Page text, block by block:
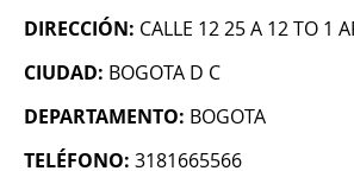
DIRECCIÓN: CALLE 12 25 A 12 TO 1
CIUDAD: BOGOTA D C
DEPARTAMENTO: BOGOTA
TELÉFONO: 3181665566